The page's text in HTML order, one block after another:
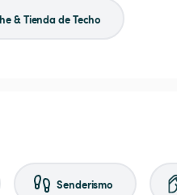
& Tienda de Techo
Senderismo